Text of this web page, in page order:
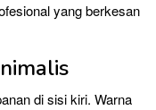
yang berkesan
di sisi kiri. Warna